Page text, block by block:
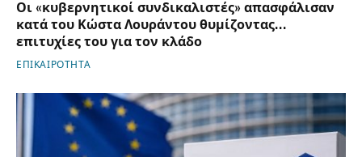
Οι «κυβερνητικοί συνδικαλιστές» απασφάλισαν
κατά του Κώστα Λουράντου θυμίζοντας…
επιτυχίες του για τον κλάδο
ΕΠΙΚΑΙΡΟΤΗΤΑ